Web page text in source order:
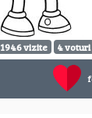
1946 vizite 4 voturi